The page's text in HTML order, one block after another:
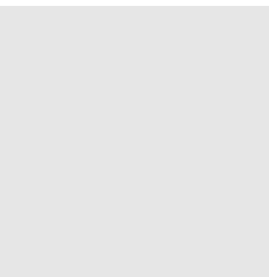
2026-08-10 09:11:12